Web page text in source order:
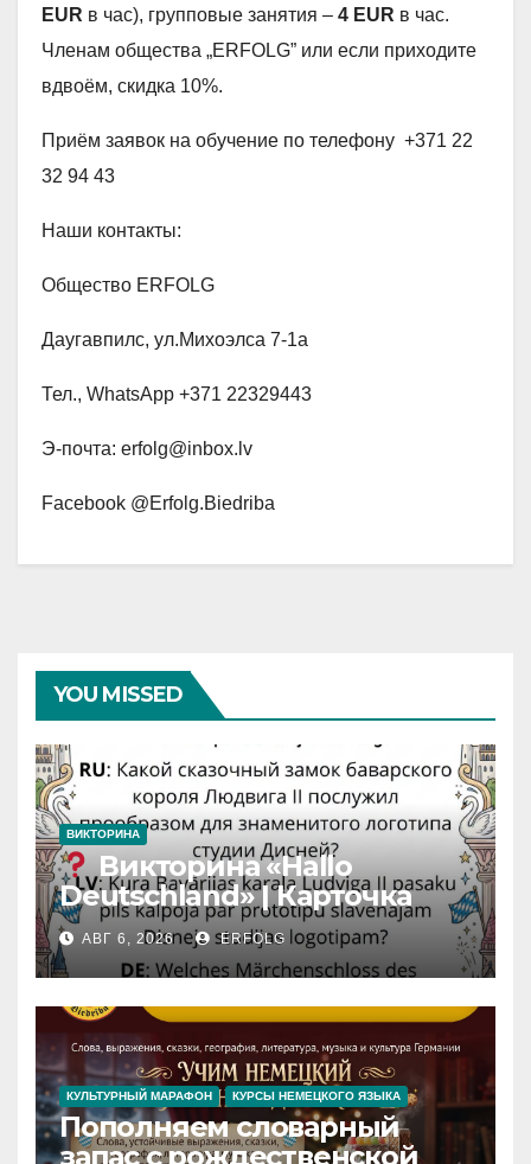
EUR в час), групповые занятия – 4 EUR в час.
Членам общества „ERFOLG” или если приходите
вдвоём, скидка 10%.
Приём заявок на обучение по телефону +371 22
32 94 43
Наши контакты:
Общество ERFOLG
Даугавпилс, ул.Михоэлса 7-1а
Тел., WhatsApp +371 22329443
Э-почта: erfolg@inbox.lv
Facebook @Erfolg.Biedriba
YOU MISSED
ВИКТОРИНА
Викторина «Hallo
Deutschland» | Карточка
№46
Замок вдохновения
Iedvesmas pils / Schloss der
Inspiration
АВГ 6, 2026 ERFOLG
КУЛЬТУРНЫЙ МАРАФОН КУРСЫ НЕМЕЦКОГО ЯЗЫКА
Пополняем словарный
запас с рождественской